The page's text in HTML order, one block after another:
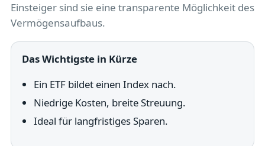
Versicherung
Baufinanzierung
Einsteiger sind sie eine transparente Möglichkeit des
Vermögensaufbaus.
Das Wichtigste in Kürze
Ein ETF bildet einen Index nach.
Niedrige Kosten, breite Streuung.
Ideal für langfristiges Sparen.